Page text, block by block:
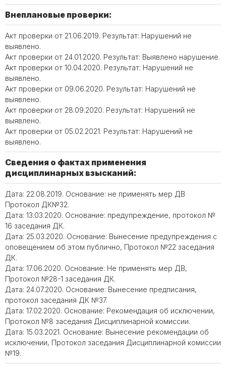
Внеплановые проверки:
Акт проверки от 21.06.2019. Результат: Нарушений не
выявлено.
Акт проверки от 24.01.2020. Результат: Выявлено нарушение.
Акт проверки от 10.04.2020. Результат: Нарушений не
выявлено.
Акт проверки от 09.06.2020. Результат: Нарушений не
выявлено.
Акт проверки от 28.09.2020. Результат: Нарушений не
выявлено.
Акт проверки от 05.02.2021. Результат: Нарушений не
выявлено.
Сведения о фактах применения
дисциплинарных взысканий:
Дата: 22.08.2019. Основание: не применять мер ДВ
Протокол ДК№32.
Дата: 13.03.2020. Основание: предупреждение, протокол №
16 заседания ДК.
Дата: 25.03.2020. Основание: Вынесение предупреждения с
оповещением об этом публично, Протокол №22 заседания
ДК.
Дата: 17.06.2020. Основание: Не применять мер ДВ,
Протокол №28-1 заседания ДК.
Дата: 24.07.2020. Основание: Вынесение предписания,
протокол заседания ДК №37.
Дата: 17.02.2020. Основание: Рекомендация об исключении,
Протокол №8 заседания Дисциплинарной комиссии.
Дата: 15.03.2021. Основание: Вынесение рекомендации об
исключении, Протокол заседания Дисциплинарной комиссии
№19.